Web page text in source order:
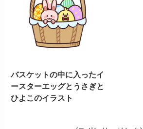
バスケットの中に入ったイ
ースターエッグとうさぎと
ひよこのイラスト